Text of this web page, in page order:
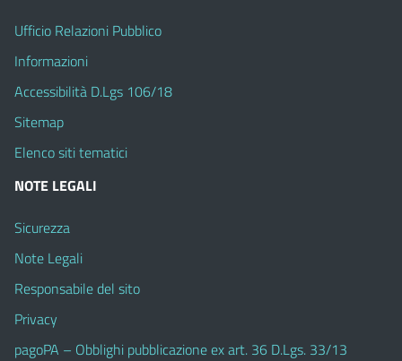
Ufficio Relazioni Pubblico
Informazioni
Accessibilità D.Lgs 106/18
Sitemap
Elenco siti tematici
NOTE LEGALI
Sicurezza
Note Legali
Responsabile del sito
Privacy
pagoPA – Obblighi pubblicazione ex art. 36 D.Lgs. 33/13